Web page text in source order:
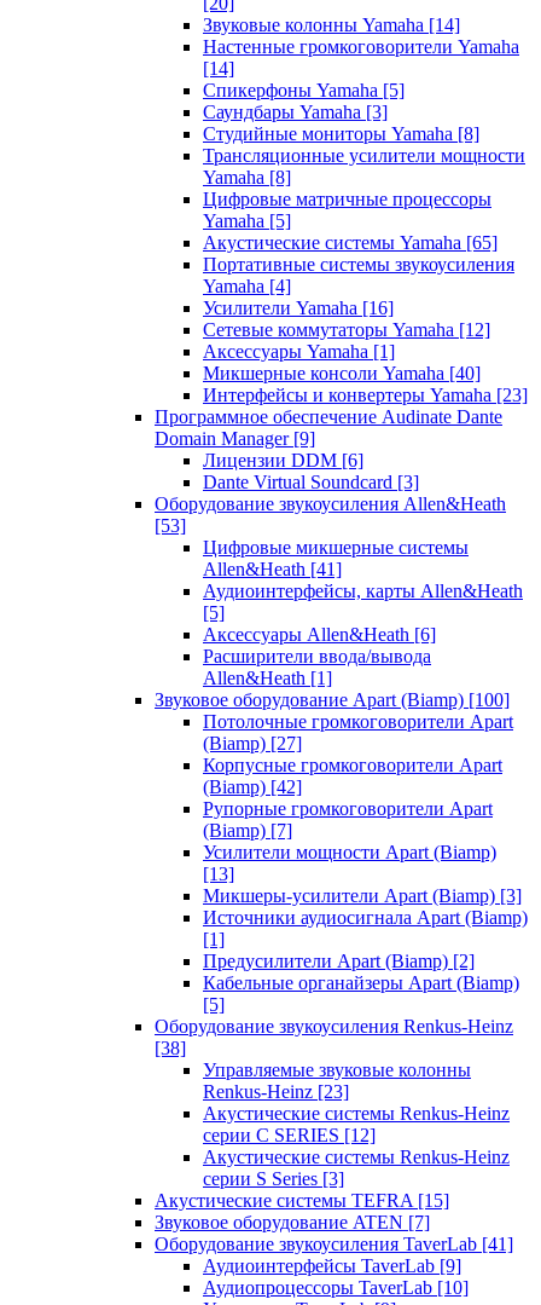
Звуковые колонны Yamaha [14]
Настенные громкоговорители Yamaha
[14]
Спикерфоны Yamaha [5]
Саундбары Yamaha [3]
Студийные мониторы Yamaha [8]
Трансляционные усилители мощности
Yamaha [8]
Цифровые матричные процессоры
Yamaha [5]
Акустические системы Yamaha [65]
Портативные системы звукоусиления
Yamaha [4]
Усилители Yamaha [16]
Сетевые коммутаторы Yamaha [12]
Аксессуары Yamaha [1]
Микшерные консоли Yamaha [40]
Интерфейсы и конвертеры Yamaha [23]
Программное обеспечение Audinate Dante
Domain Manager [9]
Лицензии DDM [6]
Dante Virtual Soundcard [3]
Оборудование звукоусиления Allen&Heath
[53]
Цифровые микшерные системы
Allen&Heath [41]
Аудиоинтерфейсы, карты Allen&Heath
[5]
Аксессуары Allen&Heath [6]
Расширители ввода/вывода
Allen&Heath [1]
Звуковое оборудование Apart (Biamp) [100]
Потолочные громкоговорители Apart
(Biamp) [27]
Корпусные громкоговорители Apart
(Biamp) [42]
Рупорные громкоговорители Apart
(Biamp) [7]
Усилители мощности Apart (Biamp)
[13]
Микшеры-усилители Apart (Biamp) [3]
Источники аудиосигнала Apart (Biamp)
[1]
Предусилители Apart (Biamp) [2]
Кабельные органайзеры Apart (Biamp)
[5]
Оборудование звукоусиления Renkus-Heinz
[38]
Управляемые звуковые колонны
Renkus-Heinz [23]
Акустические системы Renkus-Heinz
серии C SERIES [12]
Акустические системы Renkus-Heinz
серии S Series [3]
Акустические системы TEFRA [15]
Звуковое оборудование ATEN [7]
Оборудование звукоусиления TaverLab [41]
Аудиоинтерфейсы TaverLab [9]
Аудиопроцессоры TaverLab [10]